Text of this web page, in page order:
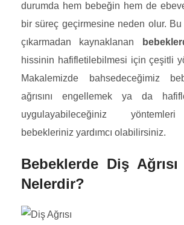
durumda hem bebeğin hem de
bir süreç geçirmesine neden olur.
çıkarmadan kaynaklanan
hissinin hafifletilebilmesi için çeşitli
Makalemizde bahsedeceğimiz
ağrısını engellemek ya da
uygulayabileceğiniz
bebekleriniz yardımcı olabilirsiniz.
Bebeklerde Diş
Nelerdir?